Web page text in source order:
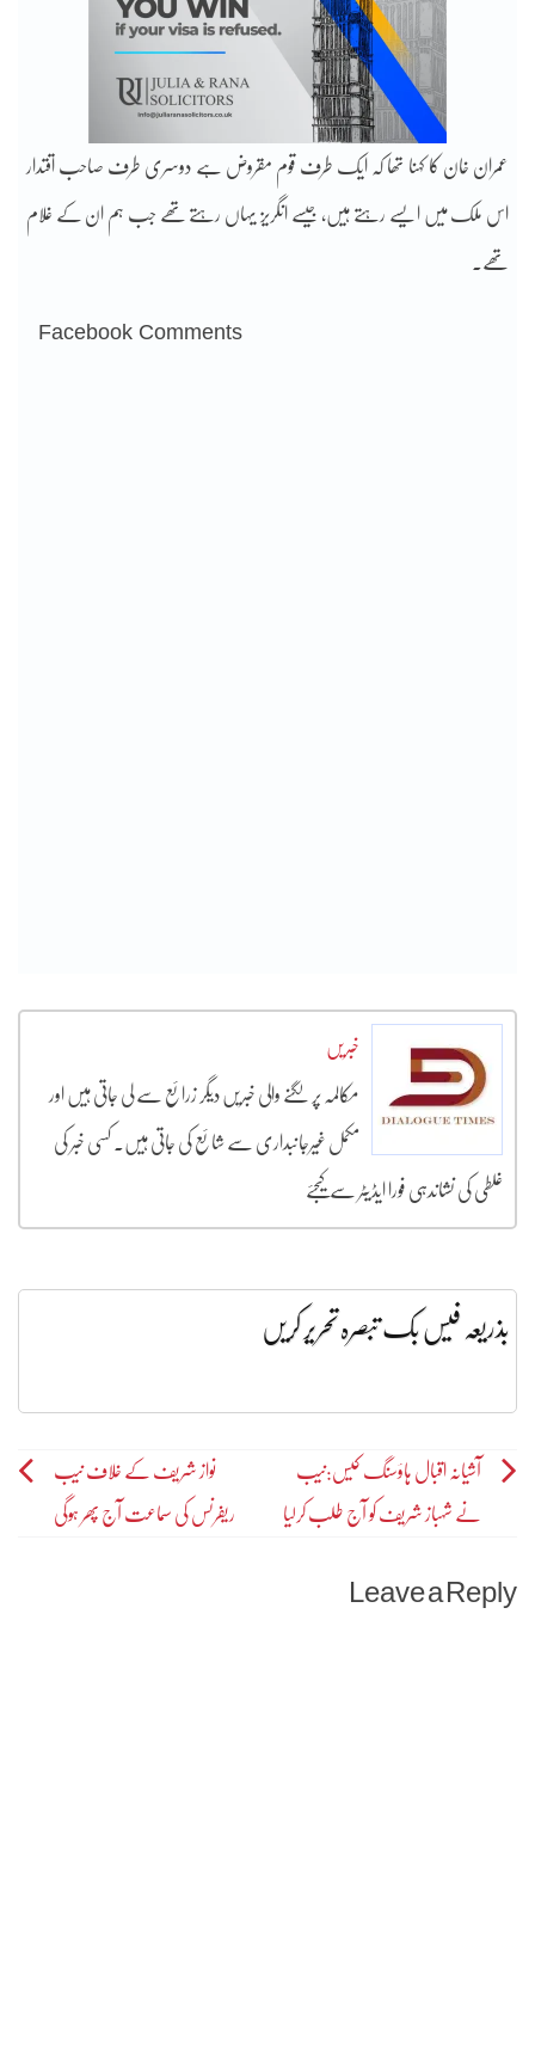
عمران خان کا کہنا تھا کہ ایک طرف قوم مقروض ہے دوسری طرف صاحب اقتدار
اس ملک میں ایسے رہتے ہیں، جیسے انگریز یہاں رہتے تھے جب ہم ان کے غلام
تھے۔
Facebook Comments
خبریں
مکالمہ پر لگنے والی خبریں دیگر زرائع سے لی جاتی ہیں اور
مکمل غیرجانبداری سے شائع کی جاتی ہیں۔ کسی خبر کی
غلطی کی نشاندہی فورا ایڈیٹر سے کیجئے
بذریعہ فیس بک تبصرہ تحریر کریں
Post
navigation
آشیانہ اقبال ہاؤسنگ کیس:نیب
نے شہباز شریف کو آج طلب کرلیا
نواز شریف کے خلاف نیب
ریفرنس کی سماعت آج پھر ہوگی
Leave a Reply